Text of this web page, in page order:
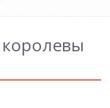
королевы